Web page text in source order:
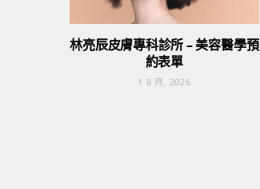
林亮辰皮膚專科診所 – 美容醫學預
約表單
1 8 月, 2026